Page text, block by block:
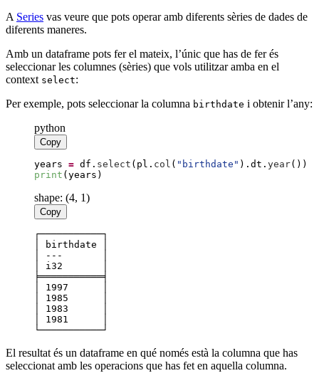
A Series vas veure que pots operar amb diferents sèries de dades de
diferents maneres.
Amb un dataframe pots fer el mateix, l’únic que has de fer és
seleccionar les columnes (sèries) que vols utilitzar amba en el
context select:
Per exemple, pots seleccionar la columna birthdate i obtenir l’any:
python
Copy
years = df . select ( pl . col ( " birthdate " ) . dt . year( ) )
print ( years )
shape: (4, 1)
Copy
└───────────┘
El resultat és un dataframe en qué només està la columna que has
seleccionat amb les operacions que has fet en aquella columna.